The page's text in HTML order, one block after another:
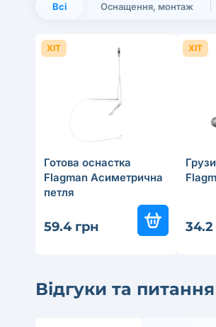
Всі Оснащення, монтаж
ХІТ
Готова оснастка
Flagman Асиметрична
петля
59.4 грн
ХІТ
34.2
Відгуки та питання